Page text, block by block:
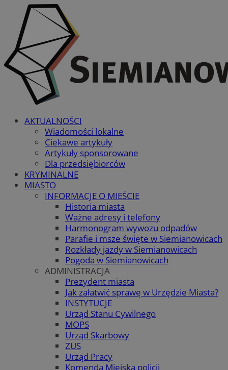
AKTUALNOŚCI
Wiadomości lokalne
Ciekawe artykuły
Artykuły sponsorowane
Dla przedsiębiorców
KRYMINALNE
MIASTO
INFORMACJE O MIEŚCIE
Historia miasta
Ważne adresy i telefony
Harmonogram wywozu odpadów
Parafie i msze święte w Siemianowicach
Rozkłady jazdy w Siemianowicach
Pogoda w Siemianowicach
ADMINISTRACJA
Prezydent miasta
Jak załatwić sprawę w Urzędzie Miasta?
INSTYTUCJE
Urząd Stanu Cywilnego
MOPS
Urząd Skarbowy
ZUS
Urząd Pracy
Komenda Miejska policji